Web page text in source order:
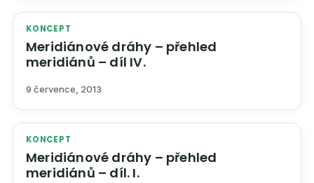
KONCEPT
Meridiánové dráhy – přehled
meridiánů – díl IV.
9 července, 2013
KONCEPT
Meridiánové dráhy – přehled
meridiánů – díl. I.